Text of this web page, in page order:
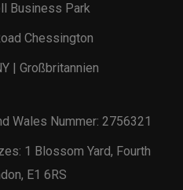
Business Park
Chessington
| Großbritannien
Wales Nummer: 2756321
1 Blossom Yard, Fourth
E1 6RS